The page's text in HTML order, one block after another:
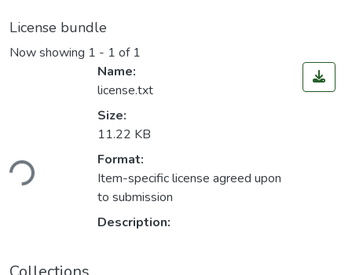
License bundle
Now showing 1 - 1 of 1
Name:
license.txt
Size:
11.22 KB
Format:
Item-specific license agreed upon
to submission
Description: